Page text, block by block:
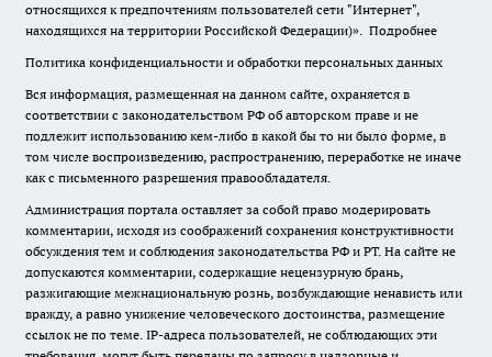
относящихся к предпочтениям пользователей сети "Интернет",
находящихся на территории Российской Федерации)». Подробнее
Политика конфиденциальности и обработки персональных данных
Вся информация, размещенная на данном сайте, охраняется в
соответствии с законодательством РФ об авторском праве и не
подлежит использованию кем-либо в какой бы то ни было форме, в
том числе воспроизведению, распространению, переработке не иначе
как с письменного разрешения правообладателя.
Администрация портала оставляет за собой право модерировать
комментарии, исходя из соображений сохранения конструктивности
обсуждения тем и соблюдения законодательства РФ и РТ. На сайте не
допускаются комментарии, содержащие нецензурную брань,
разжигающие межнациональную рознь, возбуждающие ненависть или
вражду, а равно унижение человеческого достоинства, размещение
ссылок не по теме. IP-адреса пользователей, не соблюдающих эти